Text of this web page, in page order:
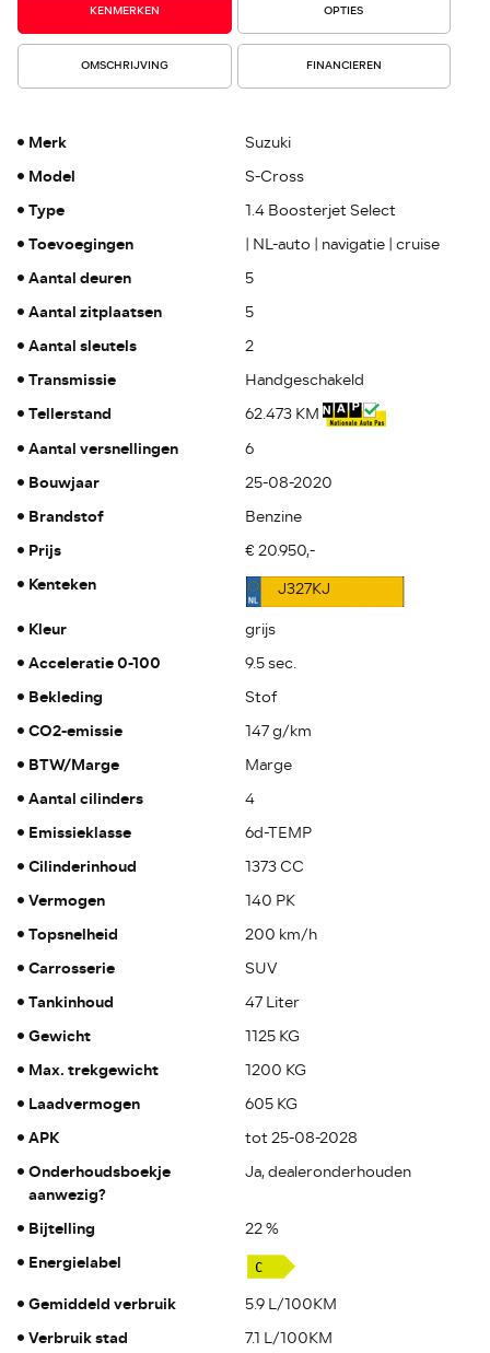
KENMERKEN OPTIES
OMSCHRIJVING FINANCIEREN
Merk Suzuki
Model S-Cross
Type 1.4 Boosterjet Select
Toevoegingen | NL-auto | navigatie | cruise
Aantal deuren 5
Aantal zitplaatsen 5
Aantal sleutels 2
Transmissie Handgeschakeld
Tellerstand 62.473 KM
Aantal versnellingen 6
Bouwjaar 25-08-2020
Brandstof Benzine
Prijs € 20.950,-
Kenteken J327KJ
Kleur grijs
Acceleratie 0-100 9.5 sec.
Bekleding Stof
CO2-emissie 147 g/km
BTW/Marge Marge
Aantal cilinders 4
Emissieklasse 6d-TEMP
Cilinderinhoud 1373 CC
Vermogen 140 PK
Topsnelheid 200 km/h
Carrosserie SUV
Tankinhoud 47 Liter
Gewicht 1125 KG
Max. trekgewicht 1200 KG
Laadvermogen 605 KG
APK tot 25-08-2028
Onderhoudsboekje
aanwezig?
Ja, dealeronderhouden
Bijtelling 22 %
Energielabel
Gemiddeld verbruik
5.9 L/100KM
Verbruik stad 7.1 L/100KM